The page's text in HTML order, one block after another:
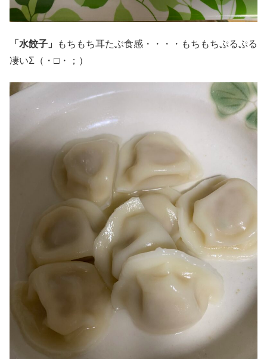
「水餃子」
もちもち耳たぶ食感・・・・もちもちぷるぷる
凄いΣ（・□・；）